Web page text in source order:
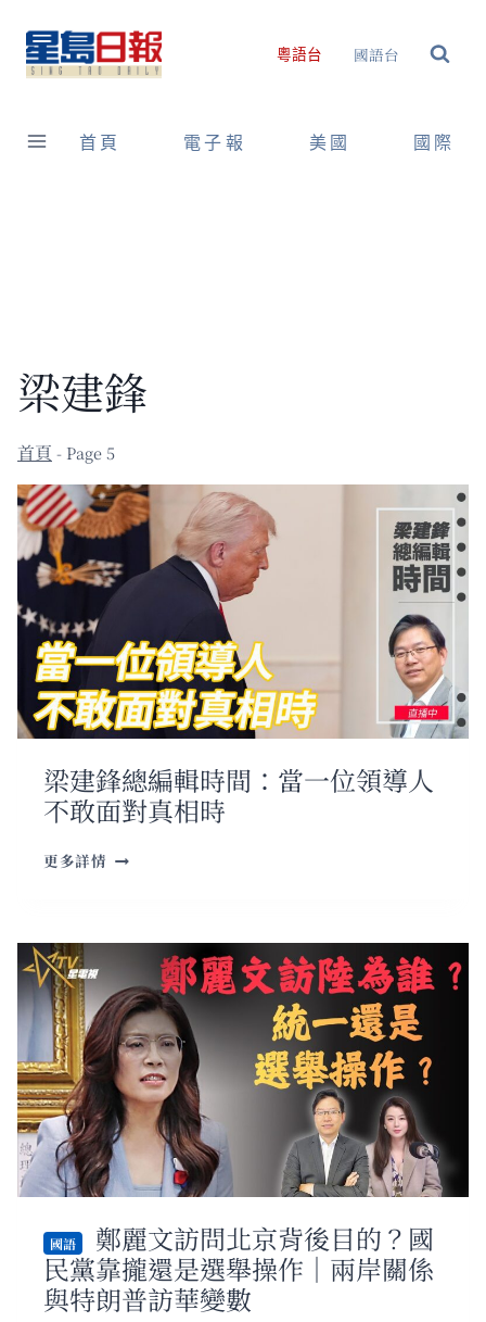
content
粵語台 國語台
首頁 電子報 美國 國際
梁建鋒
- Page 5
梁建鋒總編輯時間：當一位領導人
不敢面對真相時
更多詳情
編
時
間：
當
一
位
領
導
人
不
敢
對
真
相
時
國語
鄭麗文訪問北京背後目的？國
民黨靠攏還是選舉操作｜兩岸關係
與特朗普訪華變數